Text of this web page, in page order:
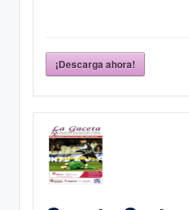
¡Descarga ahora!